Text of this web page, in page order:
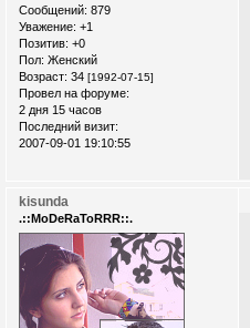
Сообщений: 879
Уважение: +1
Позитив: +0
Пол: Женский
Возраст: 34 [1992-07-15]
Провел на форуме:
2 дня 15 часов
Последний визит:
2007-09-01 19:10:55
kisunda
.::MoDeRaToRRR::.